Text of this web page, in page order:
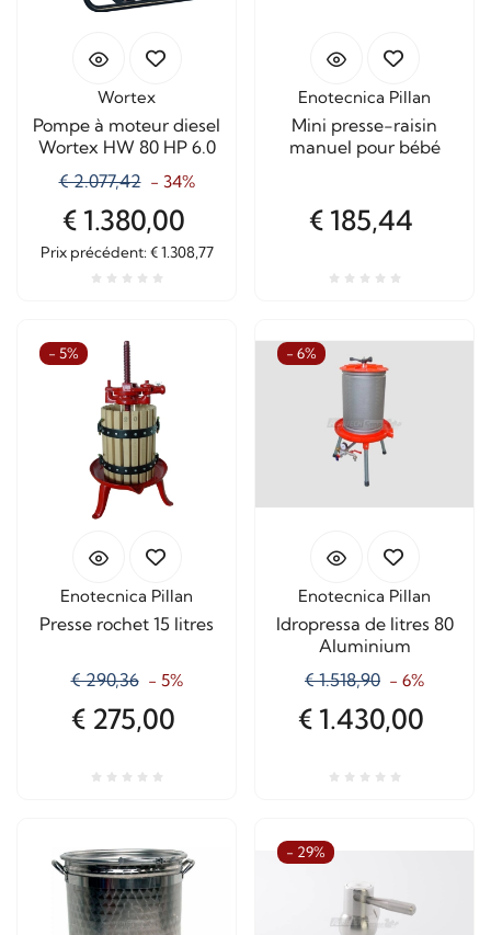
Wortex
Pompe à moteur diesel
Wortex HW 80 HP 6.0
€ 2.077,42 - 34%
€ 1.380,00
Prix ​​précédent: € 1.308,77
Enotecnica Pillan
Mini presse-raisin
manuel pour bébé
€ 185,44
- 5%
Enotecnica Pillan
Presse rochet 15 litres
€ 290,36 - 5%
€ 275,00
- 6%
Enotecnica Pillan
Idropressa de litres 80
Aluminium
€ 1.518,90 - 6%
€ 1.430,00
- 29%